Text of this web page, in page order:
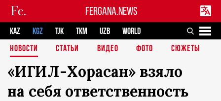
FERGANA.NEWS
KAZ KGZ TJK TKM UZB
WORLD
НОВОСТИ
СТАТЬИ ВИДЕО ФОТО СЮЖЕТЫ
«ИГИЛ-Хорасан» взяло
на себя ответственность